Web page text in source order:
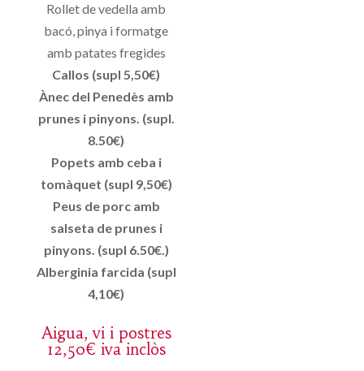
Rollet de vedella amb
bacó, pinya i formatge
amb patates fregides
Callos (supl 5,50€)
Ànec del Penedès amb
prunes i pinyons. (supl.
8.50€)
Popets amb ceba i
tomàquet (supl 9,50€)
Peus de porc amb
salseta de prunes i
pinyons. (supl 6.50€.)
Alberginia farcida (supl
4,10€)
Aigua, vi i postres
12,50€ iva inclòs